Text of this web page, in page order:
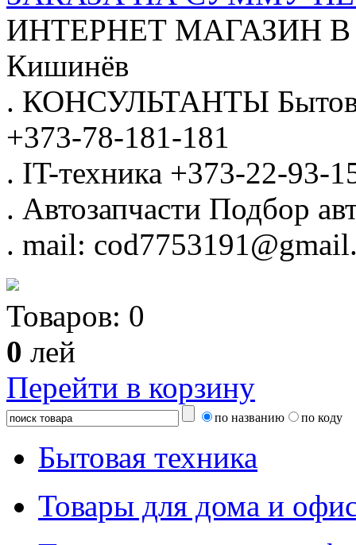
ИНТЕРНЕТ МАГАЗИН
Кишинёв
. КОНСУЛЬТАНТЫ
+373-78-181-181
. IT-техника +373-22-93-
. Автозапчасти Подбор
. mail:
Товаров: 0
0 лей
Перейти в корзину
по названию по коду
Бытовая техника
Товары для дома и